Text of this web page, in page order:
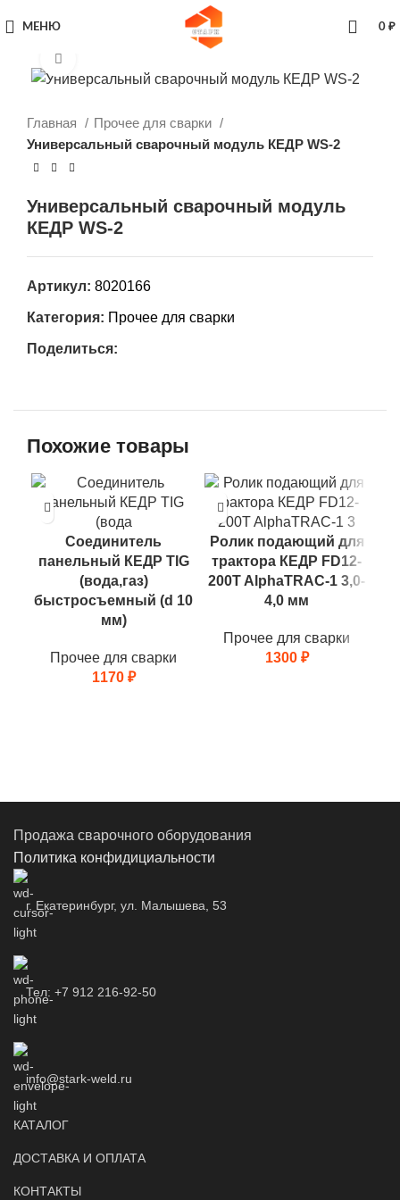
МЕНЮ 0 ₽
Главная
Прочее для сварки
Универсальный сварочный модуль КЕДР WS-2
Универсальный сварочный модуль
КЕДР WS-2
Артикул: 8020166
Категория: Прочее для сварки
Поделиться:
Похожие товары
Соединитель
панельный КЕДР TIG
(вода,газ)
быстросъемный (d 10
мм)
Прочее для сварки
1170 ₽
Ролик подающий для
трактора КЕДР FD12-
200T AlphaTRAC-1 3,0-
4,0 мм
Прочее для сварки
1300 ₽
Продажа сварочного оборудования
Политика конфидициальности
г. Екатеринбург, ул. Малышева, 53
Тел: +7 912 216-92-50
info@stark-weld.ru
КАТАЛОГ
ДОСТАВКА И ОПЛАТА
КОНТАКТЫ